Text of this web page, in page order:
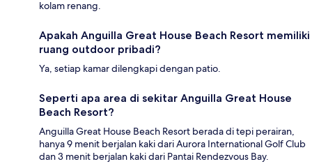
kolam renang.
Apakah Anguilla Great House Beach Resort memiliki
ruang outdoor pribadi?
Ya, setiap kamar dilengkapi dengan patio.
Seperti apa area di sekitar Anguilla Great House
Beach Resort?
Anguilla Great House Beach Resort berada di tepi perairan,
hanya 9 menit berjalan kaki dari Aurora International Golf Club
dan 3 menit berjalan kaki dari Pantai Rendezvous Bay.